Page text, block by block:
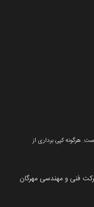
هرگونه کپی برداری از
فنی و مهندسی مهرگان